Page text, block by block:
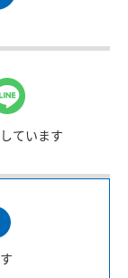
ています